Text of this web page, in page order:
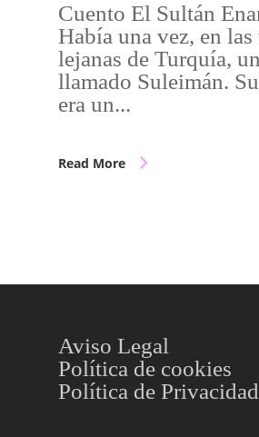
Cuento El Sultán
Había una vez, en las
lejanas de Turquía,
llamado Suleimán.
era un...
Read More
Aviso Legal
Política de cookies
Política de Privacidad